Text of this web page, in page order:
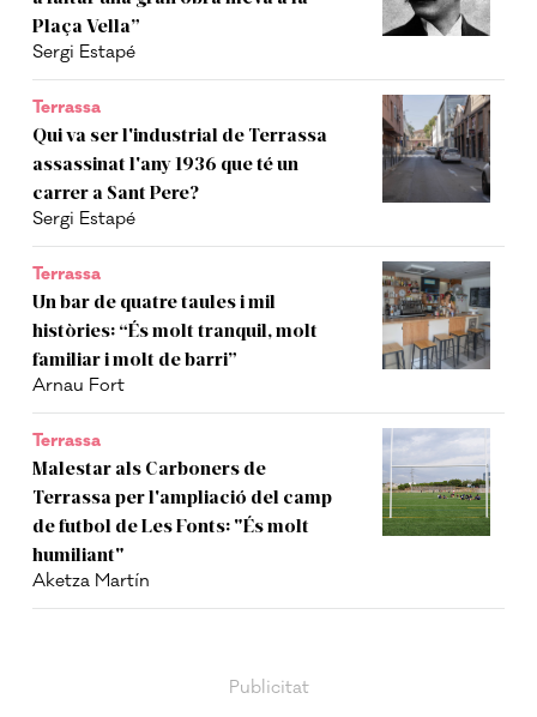
Plaça Vella”
Sergi Estapé
Terrassa
Qui va ser l'industrial de Terrassa
assassinat l'any 1936 que té un
carrer a Sant Pere?
Sergi Estapé
Terrassa
Un bar de quatre taules i mil
històries: “És molt tranquil, molt
familiar i molt de barri”
Arnau Fort
Terrassa
Malestar als Carboners de
Terrassa per l'ampliació del camp
de futbol de Les Fonts: "És molt
humiliant"
Aketza Martín